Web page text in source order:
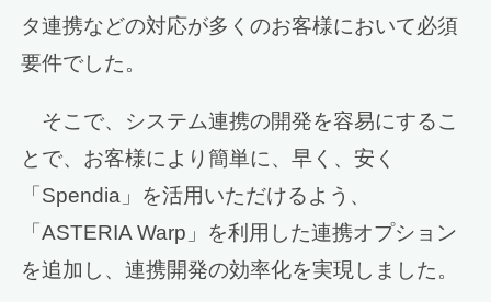
タ連携などの対応が多くのお客様において必須
要件でした。
そこで、システム連携の開発を容易にするこ
とで、お客様により簡単に、早く、安く
「Spendia」を活用いただけるよう、
「ASTERIA Warp」を利用した連携オプション
を追加し、連携開発の効率化を実現しました。